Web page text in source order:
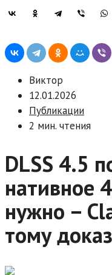
Виктор
12.01.2026
Публикации
2 мин. чтения
DLSS 4.5
нативное
нужно –
тому